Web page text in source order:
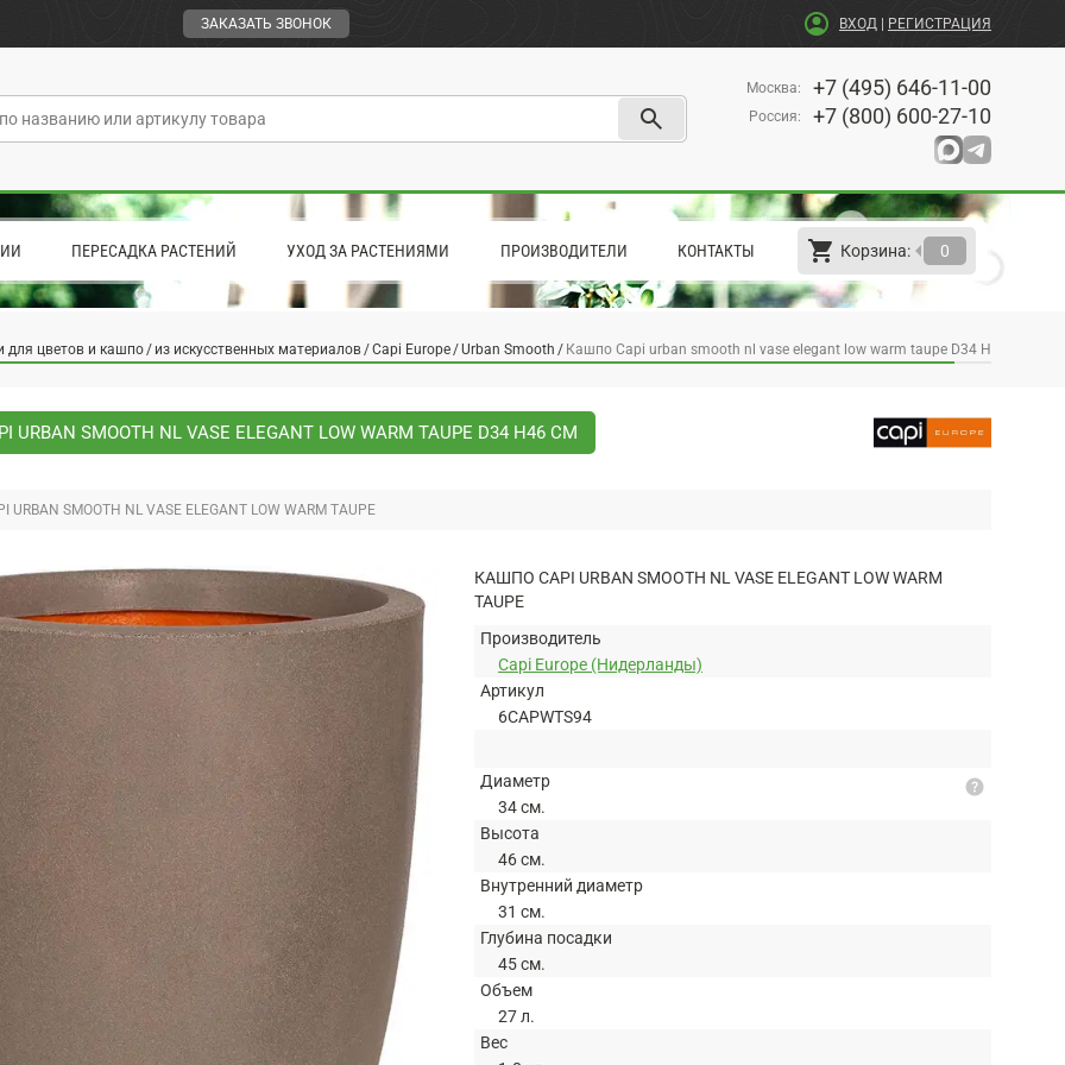
ЗАКАЗАТЬ ЗВОНОК account_circle ВХОД РЕГИСТРАЦИЯ
search
Москва: +7 (495) 646-11-00
Россия: +7 (800) 600-27-10
ПЕРЕСАДКА РАСТЕНИЙ УХОД ЗА РАСТЕНИЯМИ ПРОИЗВОДИТЕЛИ КОНТАКТЫ shopping_cart Корзина: 0
arrow_left
для цветов и кашпо из искусственных материалов Capi Europe Urban Smooth Кашпо Capi urban smooth nl vase elegant low warm taupe D34 H46 см
SMOOTH NL VASE ELEGANT LOW WARM TAUPE D34 H46 СМ
SMOOTH NL VASE ELEGANT LOW WARM TAUPE
КАШПО CAPI URBAN SMOOTH NL VASE ELEGANT LOW WARM
TAUPE
Производитель
Capi Europe (Нидерланды)
Артикул
6CAPWTS94
Диаметр
34 см.
Высота
46 см.
Внутренний диаметр
31 см.
Глубина посадки
45 см.
Объем
27 л.
Вес
help